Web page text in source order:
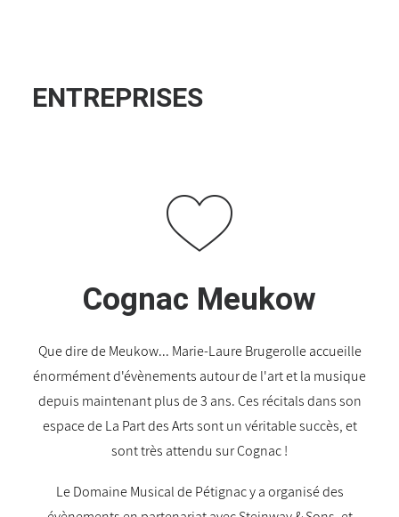
ENTREPRISES
Cognac Meukow
Que dire de Meukow... Marie-Laure Brugerolle accueille
énormément d'évènements autour de l'art et la musique
depuis maintenant plus de 3 ans. Ces récitals dans son
espace de La Part des Arts sont un véritable succès, et
sont très attendu sur Cognac !
Le Domaine Musical de Pétignac y a organisé des